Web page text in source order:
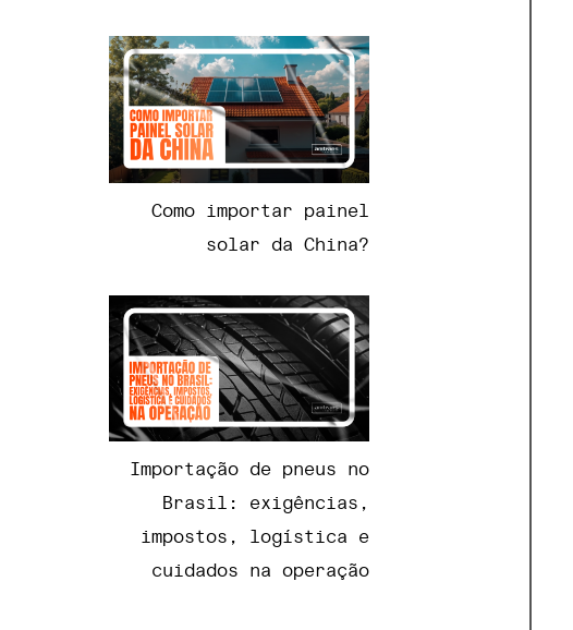
Como importar painel
solar da China?
Importação de pneus no
Brasil: exigências,
impostos, logística e
cuidados na operação